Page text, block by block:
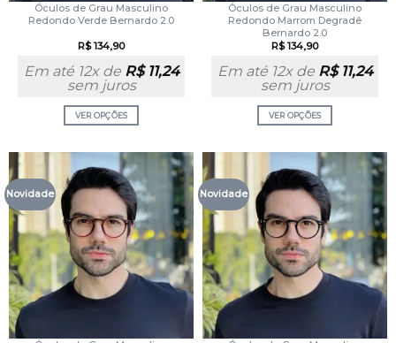
Óculos de Grau Masculino
Redondo Verde Bernardo 2.0
R$134,90
Em até 12x de R$11,24
sem juros
VER OPÇÕES
Óculos de Grau Masculino
Redondo Marrom Degradê
Bernardo 2.0
R$134,90
Em até 12x de R$11,24
sem juros
VER OPÇÕES
Novidade Novidade